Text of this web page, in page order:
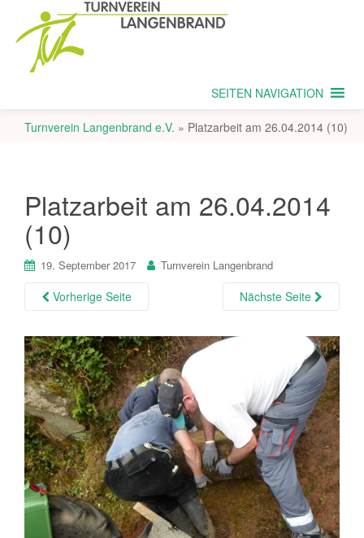
SEITEN NAVIGATION
Turnverein Langenbrand e.V. » Platzarbeit am 26.04.2014 (10)
Platzarbeit am 26.04.2014
(10)
19. September 2017 Turnverein Langenbrand
Vorherige Seite Nächste Seite